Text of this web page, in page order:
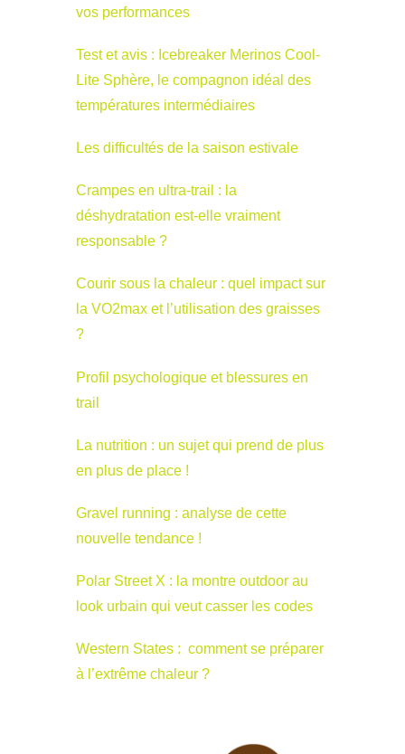
vos performances
Test et avis : Icebreaker Merinos Cool-
Lite Sphère, le compagnon idéal des
températures intermédiaires
Les difficultés de la saison estivale
Crampes en ultra-trail : la
déshydratation est-elle vraiment
responsable ?
Courir sous la chaleur : quel impact sur
la VO2max et l’utilisation des graisses
?
Profil psychologique et blessures en
trail
La nutrition : un sujet qui prend de plus
en plus de place !
Gravel running : analyse de cette
nouvelle tendance !
Polar Street X : la montre outdoor au
look urbain qui veut casser les codes
Western States : comment se préparer
à l’extrême chaleur ?